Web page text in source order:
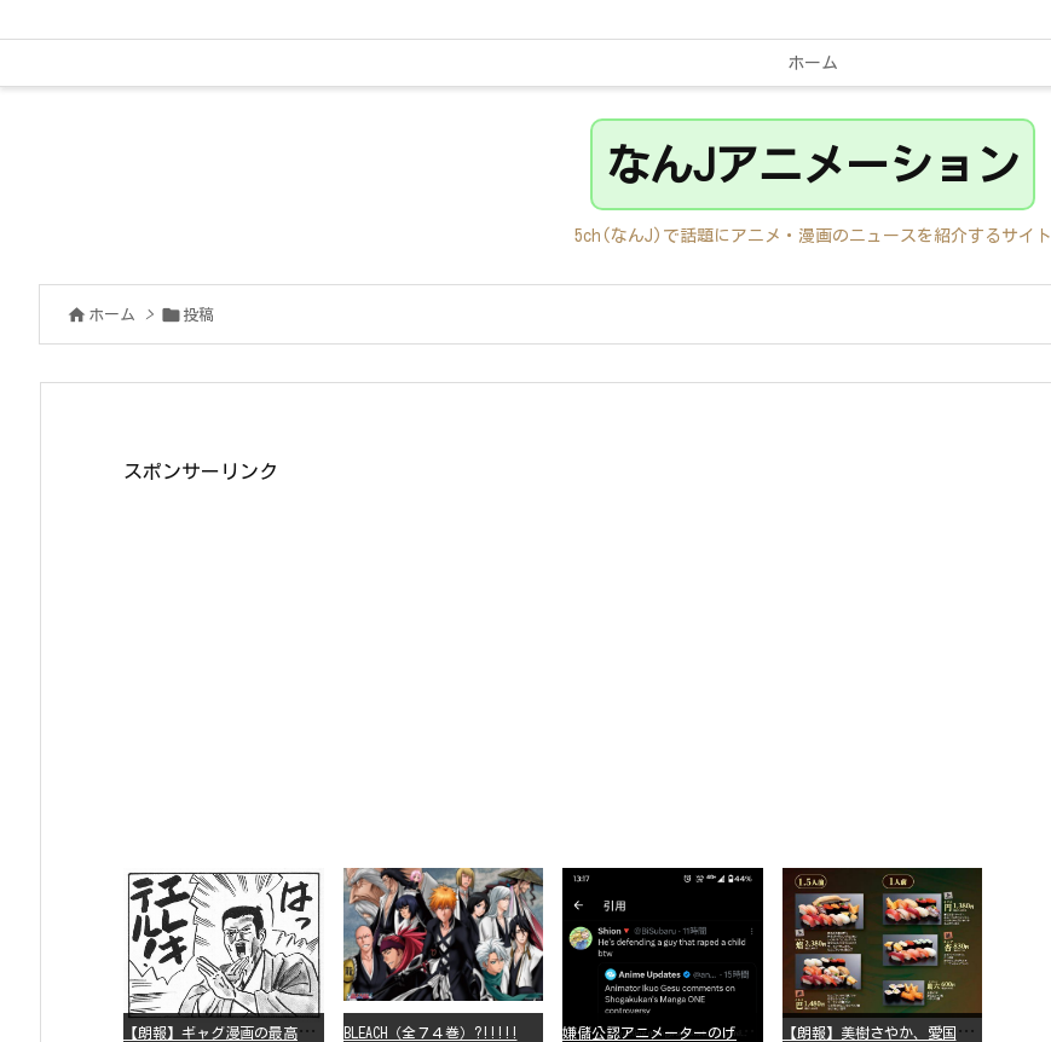
ホーム
なんJアニメーション
5ch(なんJ)で話題にアニメ・漫画のニュースを紹介するサイト
 ホーム >  投稿
スポンサーリンク
【
朗報】ギャグ漫画の最高傑作、「パタリロ」に決まる BLEACH（全７４巻）?!!!!! 嫌
儲公認アニメーターのげそいくおさん、マンガワン騒動を冷笑してスーパー大炎上 【
朗報】美樹さやか、愛国に目覚める